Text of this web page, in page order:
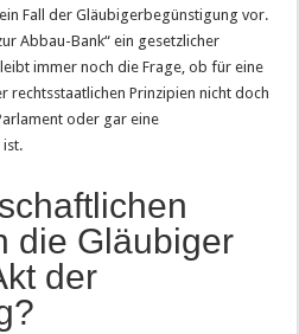
Fall der Gläubigerbegünstigung vor.
Abbau-Bank“ ein gesetzlicher
immer noch die Frage, ob für eine
rechtsstaatlichen Prinzipien nicht doch
oder gar eine
die Gläubiger
der